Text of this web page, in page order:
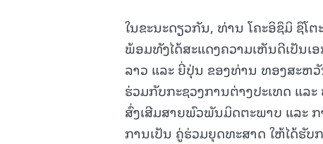
ໃນຂະນະດຽວກັນ, ທ່ານ ໂຄະອິຊຶມິ ຊຶໂ
ພ້ອມທັງໄດ້ສະແດງຄວາມເຫັນດີເປັນ
ລາວ ແລະ ຍີ່ປຸ່ນ ຂອງທ່ານ ທອງສະຫ
ຮ່ວມກັບກະຊວງການຕ່າງປະເທດ ແລ
ສົ່ງເສີມສາຍພົວພັນມິດຕະພາບ ແລະ
ການເປັນ ຄູ່ຮ່ວມຍຸດທະສາດ ໃຫ້ໄດ້ຮັ